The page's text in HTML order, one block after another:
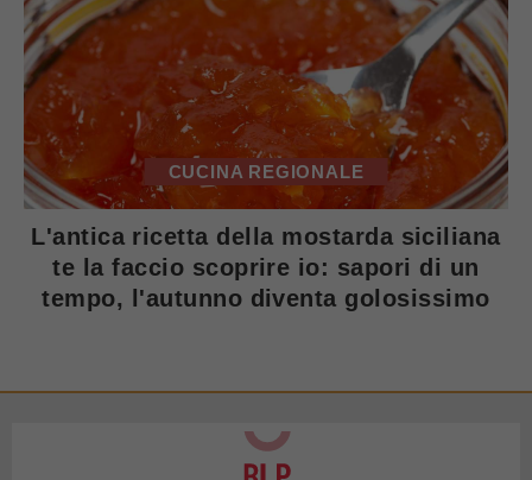
CUCINA REGIONALE
L'antica ricetta della mostarda siciliana
te la faccio scoprire io: sapori di un
tempo, l'autunno diventa golosissimo